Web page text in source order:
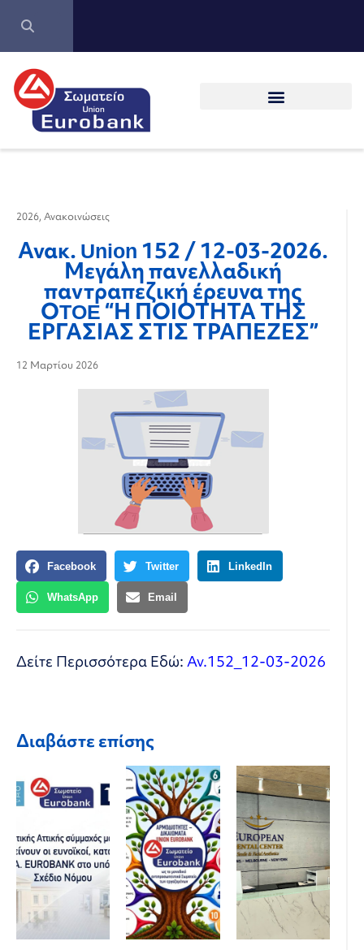
2026, Ανακοινώσεις
Ανακ. Union 152 / 12-03-2026.
Μεγάλη πανελλαδική
παντραπεζική έρευνα της
ΟTOE “Η ΠΟΙΟΤΗΤΑ ΤΗΣ
ΕΡΓΑΣΙΑΣ ΣΤΙΣ ΤΡΑΠΕΖΕΣ”
12 Μαρτίου 2026
Facebook Twitter LinkedIn
WhatsApp Email
Δείτε Περισσότερα Εδώ: Αν.152_12-03-2026
Διαβάστε επίσης